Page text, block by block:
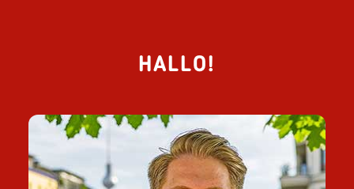
HALLO!